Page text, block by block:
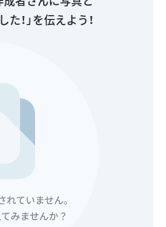
！」を伝えよう！